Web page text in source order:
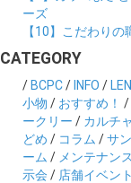
ーズ
【10】こだわりの
CATEGORY
/ BCPC/ INFO /
小物 / おすすめ！ /
ークリー / カルチ
どめ / コラム /サ
ーム / メンテナンス
示会 / 店舗イベント